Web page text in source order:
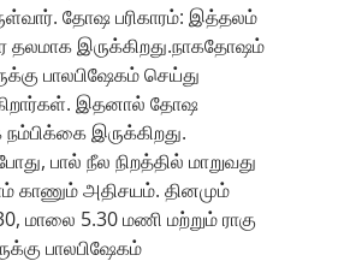
தோஷ பரிகாரம்: இத்தலம்
தலமாக இருக்கிறது.நாகதோஷம்
பாலபிஷேகம் செய்து
இதனால் தோஷ
இருக்கிறது.
பால் நீல நிறத்தில் மாறுவது
காணும் அதிசயம். தினமும்
மாலை 5.30 மணி மற்றும் ராகு
பாலபிஷேகம்